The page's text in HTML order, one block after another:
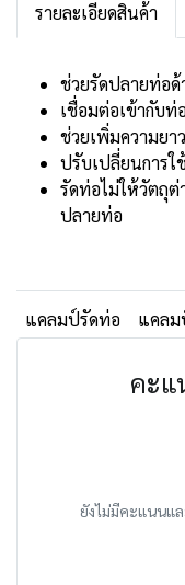
รายละเอียดสินค้า
ช่วยรัดปลายท่อ
เชื่อมต่อเข้ากับท่
ช่วยเพิ่มความยา
ปรับเปลี่ยนการ
รัดท่อไม่ให้วัตถุต่
ปลายท่อ
แคลมป์รัดท่อ แคลม
คะแ
ยังไม่มีคะแนนแ